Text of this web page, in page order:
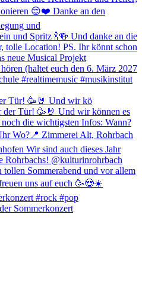
Tür! 🥳🤘 Und wir kö
Sommerkonzert